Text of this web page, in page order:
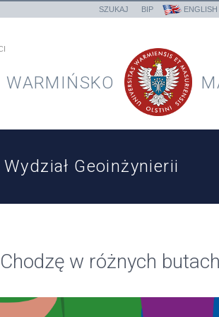
SZUKAJ BIP ENGLISH
WARMIŃSKO
Wydział Geoinżynierii
Chodzę w różnych